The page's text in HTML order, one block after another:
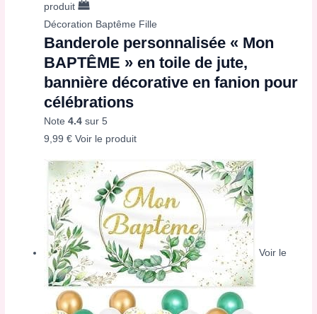
produit
Décoration Baptême Fille
Banderole personnalisée « Mon
BAPTÊME » en toile de jute,
bannière décorative en fanion pour
célébrations
Note4.4 sur 5
9,99€ Voir le produit
Voir le